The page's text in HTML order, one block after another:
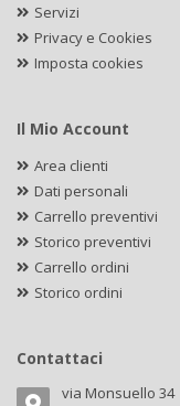
Servizi
Privacy e Cookies
Imposta cookies
Il Mio Account
Area clienti
Dati personali
Carrello preventivi
Storico preventivi
Carrello ordini
Storico ordini
Contattaci
via Monsuello 34